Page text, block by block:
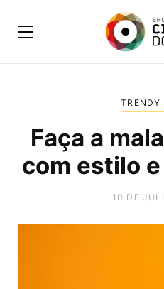
TRENDY
Faça a
com estilo
10 DE